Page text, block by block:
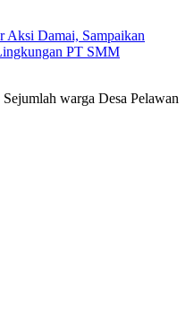
Aksi Damai, Sampaikan
PT SMM
warga Desa Pelawan